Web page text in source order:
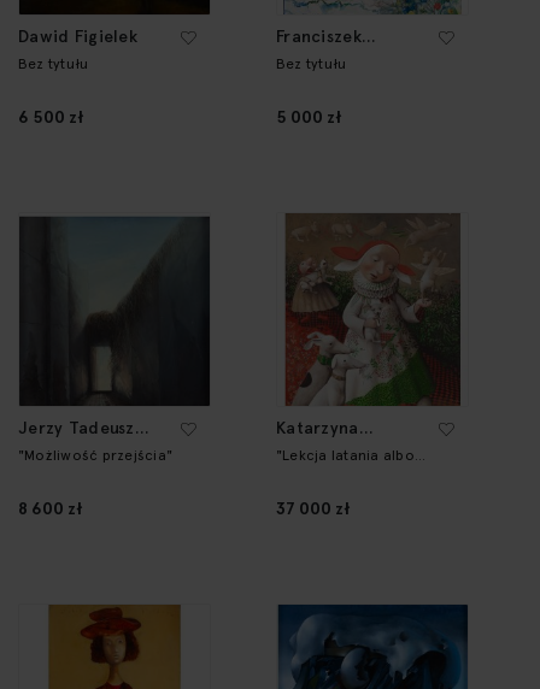
Dawid Figielek
Bez tytułu
6 500 zł
Franciszek
Maśluszczak
Bez tytułu
5 000 zł
Jerzy Tadeusz
Mróz
"Możliwość przejścia"
8 600 zł
Katarzyna
Słowiańska-Kucz
"Lekcja latania albo
37 000 zł